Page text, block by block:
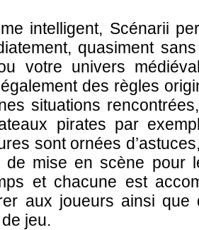
intelligent, Scénarii
quasiment
votre univers
des règles
situations
pirates par
sont ornées
de mise en scène pour
et chacune est
aux joueurs ainsi
jeu.